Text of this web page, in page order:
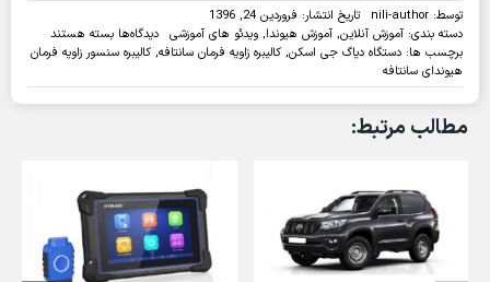
توسط: nili-author
تاریخ انتشار: فروردین 24, 1396
دسته بندی: آموزش آنلاین, آموزش هیوندا, ویدئو های آموزشی دیدگاه‌ها برای
ویدئو:کالیبره
سنسور
زاویه
دیاگ
جی
اسکن
بسته هستند
برچسب ها: دستگاه دیاگ جی اسکن, کالیبره زاویه فرمان سانتافه, کالیبره سنسور زاویه فرمان
هیوندای سانتافه
مطالب مرتبط: